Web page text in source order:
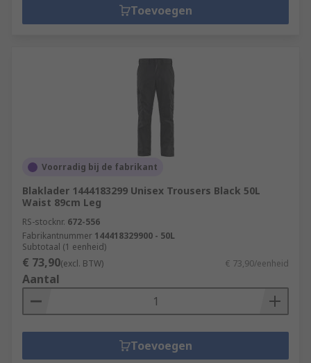
Toevoegen
Voorradig bij de fabrikant
Blaklader 1444183299 Unisex Trousers Black 50L
Waist 89cm Leg
RS-stocknr. 672-556
Fabrikantnummer 144418329900 - 50L
Subtotaal (1 eenheid)
€ 73,90(excl. BTW) € 73,90/eenheid
Aantal
Toevoegen